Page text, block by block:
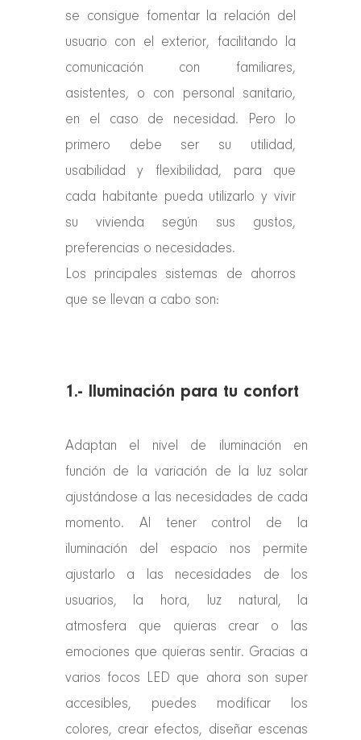
se consigue fomentar la relación del
usuario con el exterior, facilitando la
comunicación con familiares,
asistentes, o con personal sanitario,
en el caso de necesidad. Pero lo
primero debe ser su utilidad,
usabilidad y flexibilidad, para que
cada habitante pueda utilizarlo y vivir
su vivienda según sus gustos,
preferencias o necesidades.
Los principales sistemas de ahorros
que se llevan a cabo son:
1.- Iluminación para tu confort
Adaptan el nivel de iluminación en
función de la variación de la luz solar
ajustándose a las necesidades de cada
momento. Al tener control de la
iluminación del espacio nos permite
ajustarlo a las necesidades de los
usuarios, la hora, luz natural, la
atmosfera que quieras crear o las
emociones que quieras sentir. Gracias a
varios focos LED que ahora son super
accesibles, puedes modificar los
colores, crear efectos, diseñar escenas